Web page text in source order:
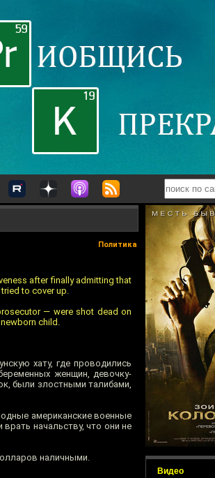
Видео
Политика
after finally admitting that
to cover up.
— were shot dead on
child.
хату, где проводились
женщин, девочку-
были злостными талибами,
американские военные
начальству, что они не
наличными.